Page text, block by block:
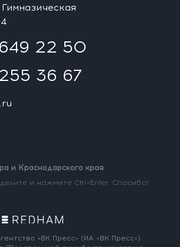
22 50
36 67
и Краснодарского края
и нажмите Ctrl+Enter. Спасибо!
«ВК Пресс» (ИА «ВК Пресс»)